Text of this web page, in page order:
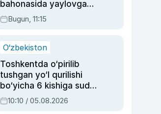
bahonasida yaylovga
olib borib o‘ldirgan yigit
20 yilga qamaldi
Bugun, 11:15
O‘zbekiston
Toshkentda o‘pirilib
tushgan yo‘l qurilishi
bo‘yicha 6 kishiga sud
hukmi o‘qildi
10:10 / 05.08.2026